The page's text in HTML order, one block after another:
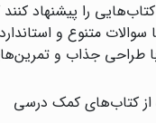
کتاب‌هایی را پیشنهاد
متنوع و
طراحی جذاب و
از کتاب‌های کمک درسی